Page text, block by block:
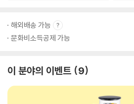
해외배송 가능
문화비소득공제 가능
이 분야의 이벤트 9